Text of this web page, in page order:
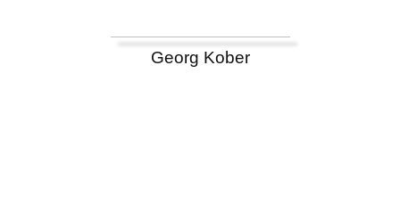
Georg Kober